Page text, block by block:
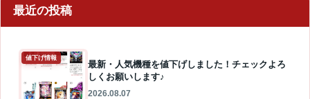
最近の投稿
値下げ情報
最新・人気機種を値下げしました！チェックよろ
しくお願いします♪
2026.08.07